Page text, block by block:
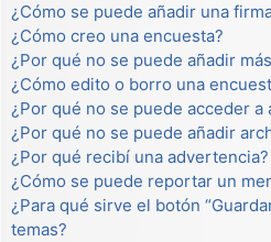
¿Cómo se puede añadir una
¿Cómo creo una encuesta?
¿Por qué no se puede añadir
¿Cómo edito o borro una
¿Por qué no se puede acceder a
¿Por qué no se puede añadir
¿Por qué recibí una advertencia?
¿Cómo se puede reportar un
¿Para qué sirve el botón
temas?